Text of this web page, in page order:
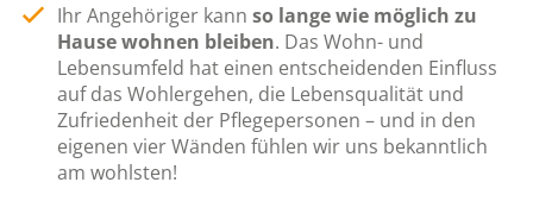
Ihr Angehöriger kann so lange wie möglich zu
Hause wohnen bleiben. Das Wohn- und
Lebensumfeld hat einen entscheidenden Einfluss
auf das Wohlergehen, die Lebensqualität und
Zufriedenheit der Pflegepersonen – und in den
eigenen vier Wänden fühlen wir uns bekanntlich
am wohlsten!